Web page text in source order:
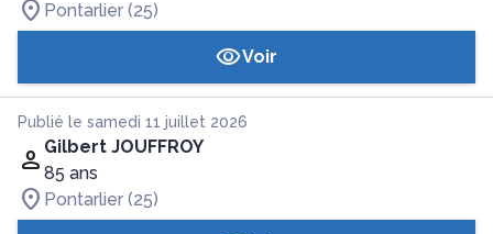
Pontarlier (25)
Voir
Publié le samedi 11 juillet 2026
Gilbert JOUFFROY
85 ans
Pontarlier (25)